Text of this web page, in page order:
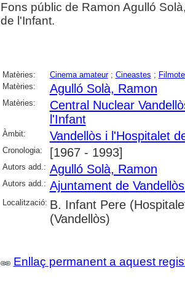
Fons públic de Ramon Agulló
de l'Infant.
Matèries: Cinema amateur; Cineastes ;
Matèries:
Agulló Solà, Ramon
Matèries:
Central Nuclear
l'Infant
Àmbit: Vandellòs i l'Hospitalet
Cronologia: [1967 - 1993]
Autors add.: Agulló Solà, Ramon
Autors add.: Ajuntament de
Localització: B. Infant Pere
(Vandellòs)
Enllaç permanent a aquest